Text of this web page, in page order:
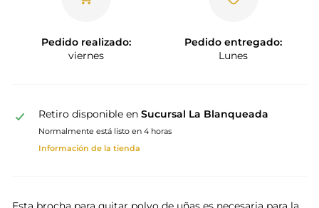
Pedido realizado:
viernes
Pedido entregado:
Lunes
Retiro disponible en Sucursal La Blanqueada
Normalmente está listo en 4 horas
Información de la tienda